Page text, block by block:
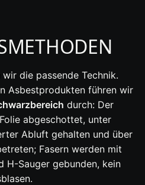
die passende Technik.
Asbestprodukten führen wir
durch: Der
abgeschottet, unter
Abluft gehalten und über
Fasern werden mit
H-Sauger gebunden, kein